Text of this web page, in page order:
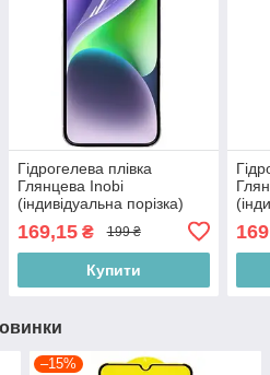
Гідрогелева плівка
Глянцева Inobi
(індивідуальна порізка)
169,15₴ 199 ₴
Купити
–15%